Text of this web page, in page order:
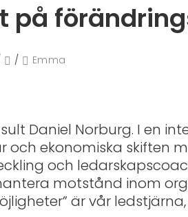
på
/ Emma
Daniel Norburg. I en
ekonomiska skiften
och
motstånd inom
är vår